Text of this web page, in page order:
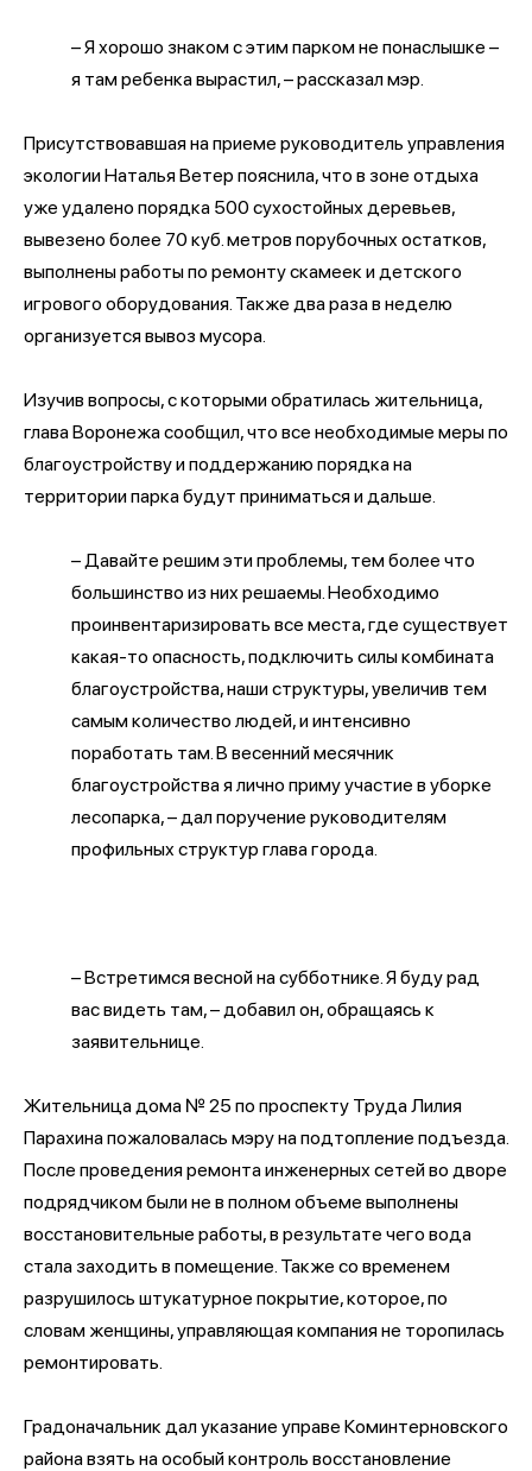
– Я хорошо знаком с этим парком не понаслышке –
я там ребенка вырастил, – рассказал мэр.
Присутствовавшая на приеме руководитель управления
экологии Наталья Ветер пояснила, что в зоне отдыха
уже удалено порядка 500 сухостойных деревьев,
вывезено более 70 куб. метров порубочных остатков,
выполнены работы по ремонту скамеек и детского
игрового оборудования. Также два раза в неделю
организуется вывоз мусора.
Изучив вопросы, с которыми обратилась жительница,
глава Воронежа сообщил, что все необходимые меры по
благоустройству и поддержанию порядка на
территории парка будут приниматься и дальше.
– Давайте решим эти проблемы, тем более что
большинство из них решаемы. Необходимо
проинвентаризировать все места, где существует
какая-то опасность, подключить силы комбината
благоустройства, наши структуры, увеличив тем
самым количество людей, и интенсивно
поработать там. В весенний месячник
благоустройства я лично приму участие в уборке
лесопарка, – дал поручение руководителям
профильных структур глава города.
– Встретимся весной на субботнике. Я буду рад
вас видеть там, – добавил он, обращаясь к
заявительнице.
Жительница дома № 25 по проспекту Труда Лилия
Парахина пожаловалась мэру на подтопление подъезда.
После проведения ремонта инженерных сетей во дворе
подрядчиком были не в полном объеме выполнены
восстановительные работы, в результате чего вода
стала заходить в помещение. Также со временем
разрушилось штукатурное покрытие, которое, по
словам женщины, управляющая компания не торопилась
ремонтировать.
Градоначальник дал указание управе Коминтерновского
района взять на особый контроль восстановление